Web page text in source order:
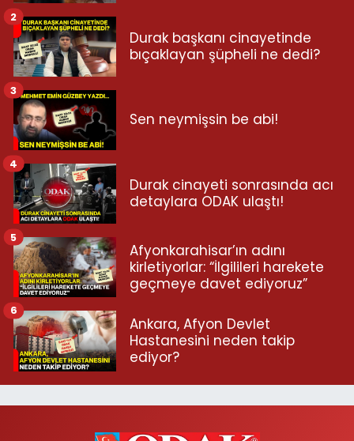
Durak başkanı cinayetinde
bıçaklayan şüpheli ne dedi?
2
Sen neymişsin be abi!
3
Durak cinayeti sonrasında acı
detaylara ODAK ulaştı!
4
Afyonkarahisar’ın adını
kirletiyorlar: “İlgilileri harekete
geçmeye davet ediyoruz”
5
Ankara, Afyon Devlet
Hastanesini neden takip
ediyor?
6